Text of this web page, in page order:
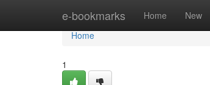
e-bookmarks Home New
Home
Home
1